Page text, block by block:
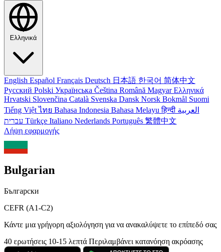
Ελληνικά
English Español Français Deutsch 日本語 한국어 简体中文
Русский Polski Українська Čeština Română MagyarΕλληνικά
Hrvatski Slovenčina Català Svenska Dansk Norsk Bokmål Suomi
Tiếng Việtไทย Bahasa Indonesia Bahasa Melayuहिन्दी العربية
Türkçe Italiano Nederlands Português 繁體中文
Λήψη εφαρμογής
Bulgarian
Български
CEFR (A1-C2)
Κάντε μια γρήγορη αξιολόγηση για να ανακαλύψετε το επίπεδό σας
40 ερωτήσεις 10-15 λεπτά Περιλαμβάνει κατανόηση ακρόασης